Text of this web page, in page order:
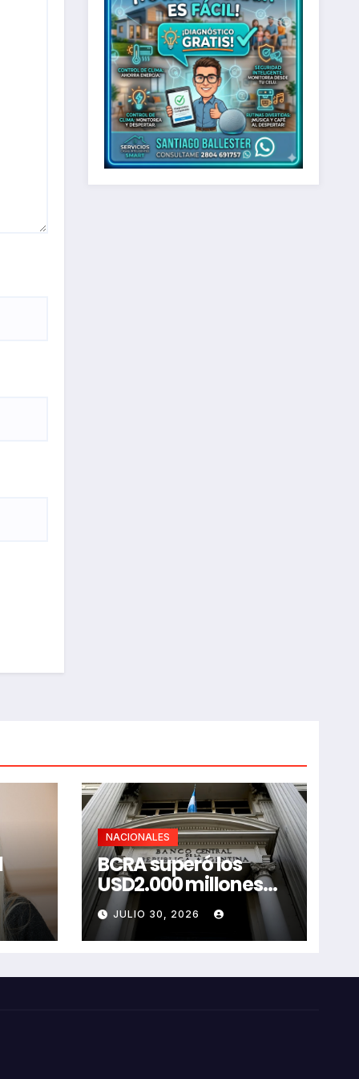
NACIONALES
BCRA superó los
USD2.000 millones
comprando dólares
JULIO 30, 2026